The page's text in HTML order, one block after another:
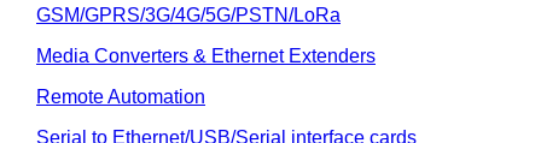
GSM/GPRS/3G/4G/5G/PSTN/LoRa
Media Converters & Ethernet Extenders
Remote Automation
Serial to Ethernet/USB/Serial interface cards